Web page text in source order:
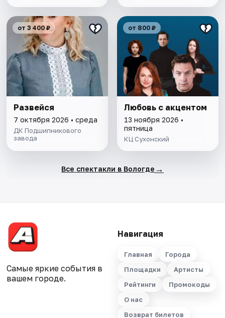
от 3 400 ₽
Развейся
7 октября 2026 • среда
ДК Подшипникового
завода
от 800 ₽
Любовь с акцентом
13 ноября 2026 •
пятница
КЦ Сухонский
Все спектакли в Вологде →
Самые яркие события в
вашем городе.
Навигация
Главная
Города
Площадки
Артисты
Рейтинги
Промокоды
О нас
Возврат билетов